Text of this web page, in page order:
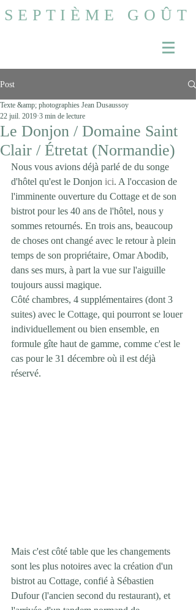
SEPTIÈME GOÛT
Post
Le Donjon / Domaine Saint
Clair / Étretat (Normandie)
Texte &amp; photographies Jean Dusaussoy
22 juil. 2019 3 min de lecture
Nous vous avions déjà parlé de du songe
d'hôtel qu'est le Donjon ici. A l'occasion de
l'imminente ouverture du Cottage et de son
bistrot pour les 40 ans de l'hôtel, nous y
sommes retournés. En trois ans, beaucoup
de choses ont changé avec le retour à plein
temps de son propriétaire, Omar Abodib,
dans ses murs, à part la vue sur l'aiguille
toujours aussi magique.
Côté chambres, 4 supplémentaires (dont 3
suites) avec le Cottage, qui pourront se louer
individuellement ou bien ensemble, en
formule gîte haut de gamme, comme c'est le
cas pour le 31 décembre où il est déjà
réservé.
Mais c'est côté table que les changements
sont les plus notoires avec la création d'un
bistrot au Cottage, confié à Sébastien
Dufour (l'ancien second du restaurant), et